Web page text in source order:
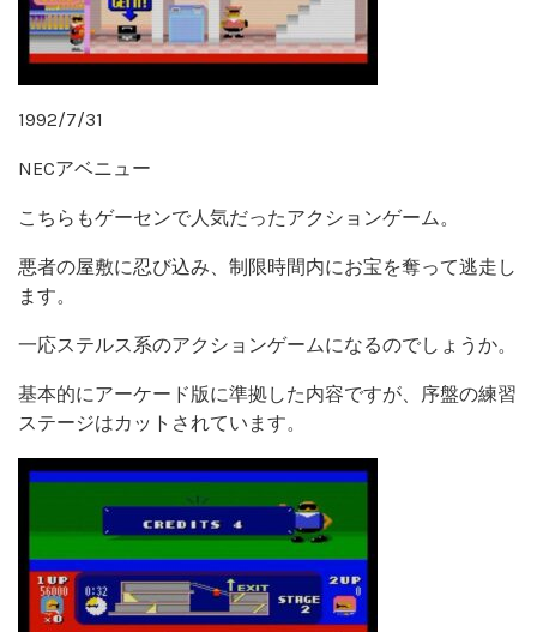
1992/7/31
NECアベニュー
こちらもゲーセンで人気だったアクションゲーム。
悪者の屋敷に忍び込み、制限時間内にお宝を奪って逃走し
ます。
一応ステルス系のアクションゲームになるのでしょうか。
基本的にアーケード版に準拠した内容ですが、序盤の練習
ステージはカットされています。